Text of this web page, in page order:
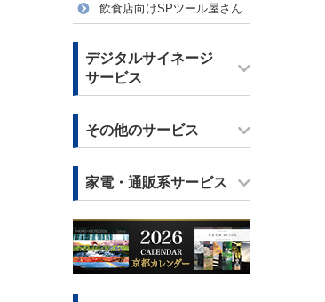
飲食店向けSPツール屋さん
デジタルサイネージ
サービス
その他のサービス
家電・通販系サービス